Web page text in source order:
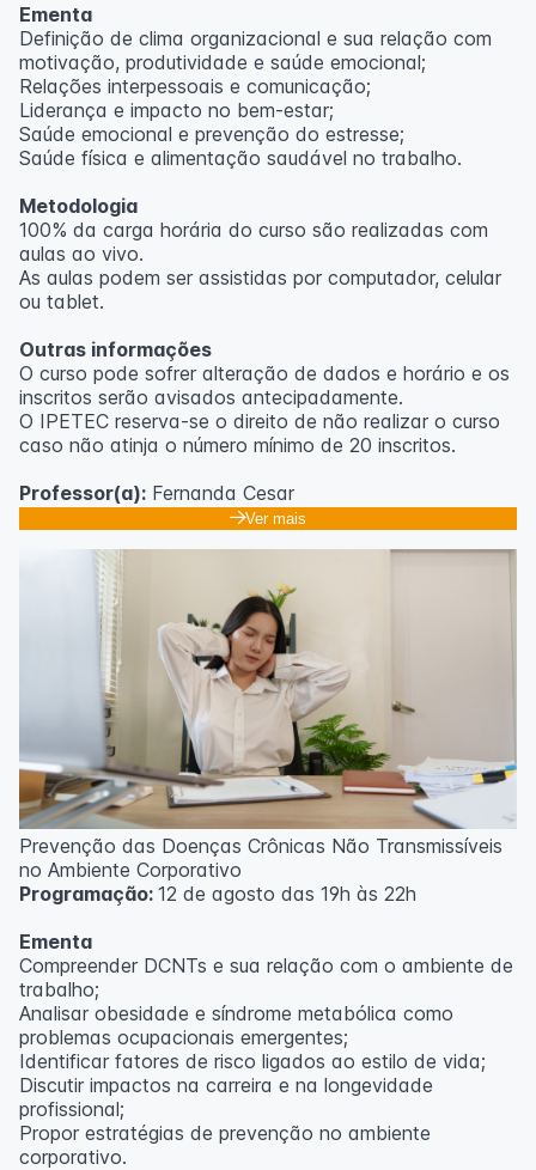
Ementa
Definição de clima organizacional e sua relação com
motivação, produtividade e saúde emocional;
Relações interpessoais e comunicação;
Liderança e impacto no bem-estar;
Saúde emocional e prevenção do estresse;
Saúde física e alimentação saudável no trabalho.
Metodologia
100% da carga horária do curso são realizadas com
aulas ao vivo.
As aulas podem ser assistidas por computador, celular
ou tablet.
Outras informações
O curso pode sofrer alteração de dados e horário e os
inscritos serão avisados ​​antecipadamente.
O IPETEC reserva-se o direito de não realizar o curso
caso não atinja o número mínimo de 20 inscritos.
Professor(a): Fernanda Cesar
Ver mais
Prevenção das Doenças Crônicas Não Transmissíveis
no Ambiente Corporativo
Programação: 12 de agosto das 19h às 22h
Ementa
Compreender DCNTs e sua relação com o ambiente de
trabalho;
Analisar obesidade e síndrome metabólica como
problemas ocupacionais emergentes;
Identificar fatores de risco ligados ao estilo de vida;
Discutir impactos na carreira e na longevidade
profissional;
Propor estratégias de prevenção no ambiente
corporativo.